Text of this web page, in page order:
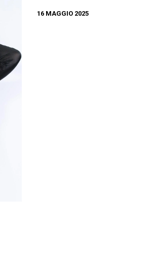
16 MAGGIO 2025